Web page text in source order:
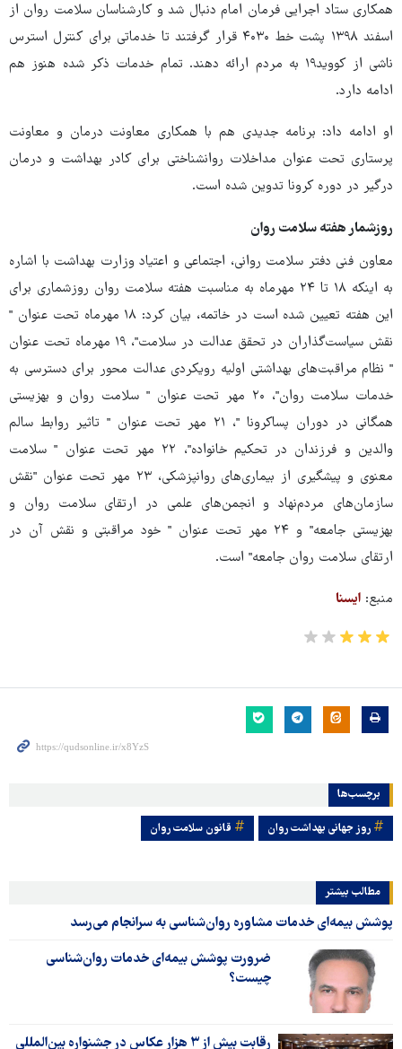
همکاری ستاد اجرایی فرمان امام دنبال شد و کارشناسان سلامت روان از
اسفند ۱۳۹۸ پشت خط ۴۰۳۰ قرار گرفتند تا خدماتی برای کنترل استرس
ناشی از کووید۱۹ به مردم ارائه دهند. تمام خدمات ذکر شده هنوز هم
ادامه دارد.
او ادامه داد: برنامه جدیدی هم با همکاری معاونت درمان و معاونت
پرستاری تحت عنوان مداخلات روانشناختی برای کادر بهداشت و درمان
درگیر در دوره کرونا تدوین شده است.
روزشمار هفته سلامت روان
معاون فنی دفتر سلامت روانی، اجتماعی و اعتیاد وزارت بهداشت با اشاره
به اینکه ۱۸ تا ۲۴ مهرماه به مناسبت هفته سلامت روان روزشماری برای
این هفته تعیین شده است در خاتمه، بیان کرد: ۱۸ مهرماه تحت عنوان "
نقش سیاست‌گذاران در تحقق عدالت در سلامت"، ۱۹ مهرماه تحت عنوان
" نظام مراقبت‌های بهداشتی اولیه رویکردی عدالت محور برای دسترسی به
خدمات سلامت روان"، ۲۰ مهر تحت عنوان " سلامت روان و بهزیستی
همگانی در دوران پساکرونا "، ۲۱ مهر تحت عنوان " تاثیر روابط سالم
والدین و فرزندان در تحکیم خانواده"، ۲۲ مهر تحت عنوان " سلامت
معنوی و پیشگیری از بیماری‌های روانپزشکی، ۲۳ مهر تحت عنوان "نقش
سازمان‌های مردم‌نهاد و انجمن‌های علمی در ارتقای سلامت روان و
بهزیستی جامعه" و ۲۴ مهر تحت عنوان " خود مراقبتی و نقش آن در
ارتقای سلامت روان جامعه" است.
منبع: ایسنا
برچسب‌ها
روز جهانی بهداشت روان قانون سلامت روان
مطالب بیشتر
پوشش بیمه‌ای خدمات مشاوره روان‌شناسی به سرانجام می‌رسد
ضرورت پوشش بیمه‌ای خدمات روان‌شناسی
چیست؟
رقابت بیش از ۳ هزار عکاس در جشنواره بین‌المللی